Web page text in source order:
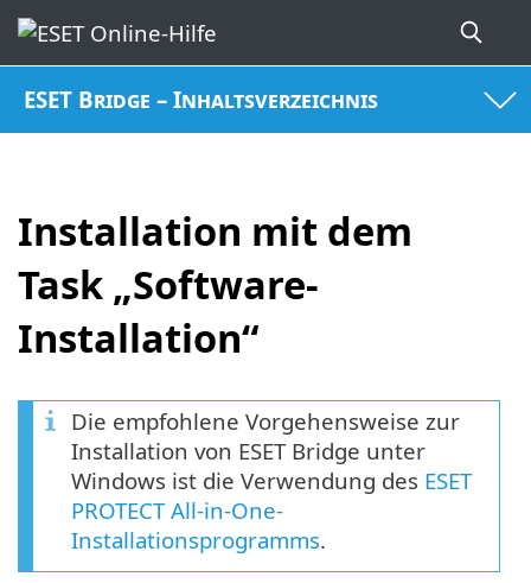
ESET Bridge – Inhaltsverzeichnis
Installation mit dem
Task „Software-
Installation“
Die empfohlene Vorgehensweise zur
Installation von ESET Bridge unter
Windows ist die Verwendung des ESET
PROTECT All-in-One-
Installationsprogramms.